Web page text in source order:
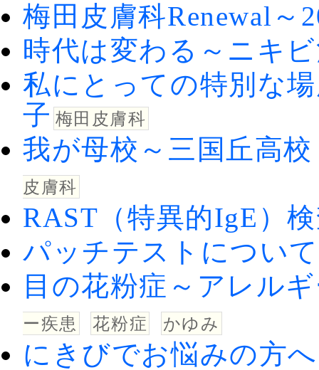
梅田皮膚科Renewal～
時代は変わる～ニキ
私にとっての特別な
子 梅田皮膚科
我が母校～三国丘高
皮膚科
RAST（特異的IgE）
パッチテストについて
目の花粉症～アレル
ー疾患 花粉症 かゆみ
にきびでお悩みの方へ